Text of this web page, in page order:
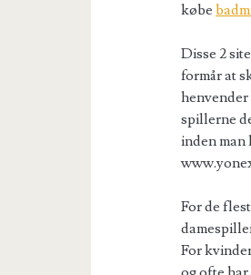
købe
Disse 2
formår at
henvender
spillerne
inden man
For de
For